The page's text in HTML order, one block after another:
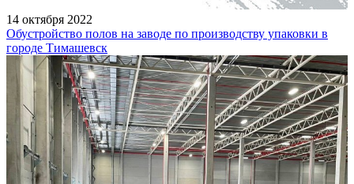
14 октября 2022
Обустройство полов на заводе по производству упаковки в
городе Тимашевск